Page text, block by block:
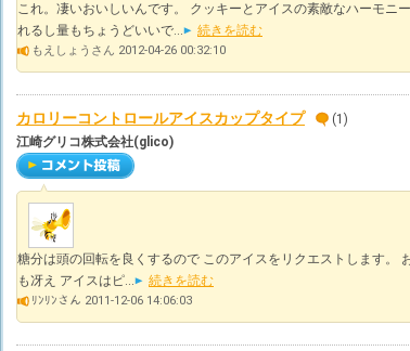
これ。凄いおいしいんです。 クッキーとアイスの素敵なハーモニ
れるし量もちょうどいいで...
続きを読む
もえしょうさん 2012-04-26 00:32:10
カロリーコントロールアイスカップタイプ
(1)
江崎グリコ株式会社(glico)
糖分は頭の回転を良くするので このアイスをリクエストします。
も冴え アイスはピ...
続きを読む
ﾘﾝﾘﾝさん 2011-12-06 14:06:03